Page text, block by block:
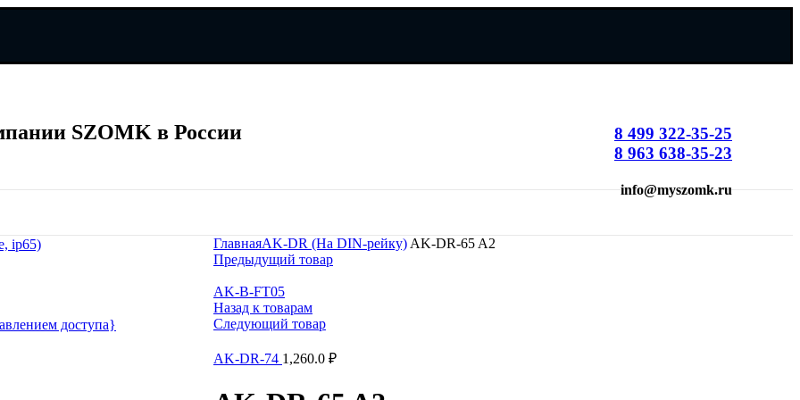
SZOMK в России
SZOMK в России
8 499 322-35-25
8 963 638-35-23
info@myszomk.ru
ip65)
доступа}
ГлавнаяAK-DR (На DIN-рейку) AK-DR-65 A2
Предыдущий товар
AK-B-FT05
Назад к товарам
Следующий товар
AK-DR-74 1,260.0 ₽